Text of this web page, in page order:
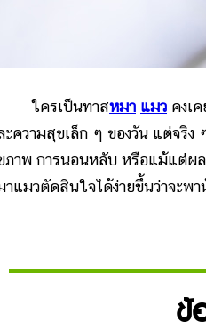
ครเป็นทาสหมา แมว คงเ
ะความสุขเล็ก ๆ ของวัน แต่จริง
ภาพ การนอนหลับ หรือแม้แต่ผล
าแมวตัดสินใจได้ง่ายขึ้นว่าจะพ
ข้